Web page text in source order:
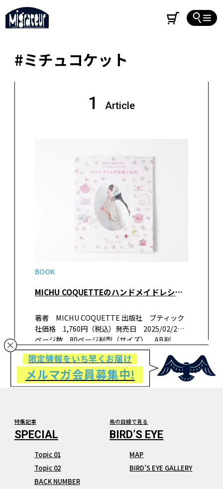
#ミチュコケット
1 Article
BOOK
MICHU COQUETTEのハンドメイドレシピ ロマンティックな布こもの
著者 MICHU COQUETTE 出版社 ブティック
社価格 1,760円（税込）発売日 2025/02/27
ページ数 80ページ判型（サイズ） AB判
ISBN 978-4-8347-8609-5 書籍紹介「日常に溶
け込んだときめき」をコン…
限定情報をいち早くお届け
メルマガ会員募集中!
特集記事
Topic 01
Topic 02
BACK NUMBER
鳥の目線で見る
MAP
BIRD’S EYE GALLERY